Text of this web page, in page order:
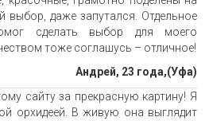
выбор, даже запутался. Отдельное
сделать выбор для моего
тоже соглашусь – отличное!
Андрей, 23 года,(Уфа)
сайту за прекрасную картину! Я
орхидеей. В живую она выглядит